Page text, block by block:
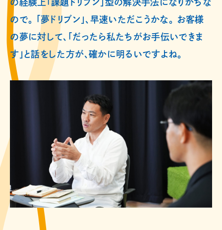
ので。 「夢ドリブン」、早速いただこうかな。 お客様
の夢に対して、「だったら私たちがお手伝いできま
す」と話をした方が、確かに明るいですよね。